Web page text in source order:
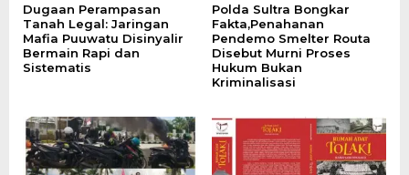
Dugaan Perampasan
Tanah Legal: Jaringan
Mafia Puuwatu Disinyalir
Bermain Rapi dan
Sistematis
Polda Sultra Bongkar
Fakta,Penahanan
Pendemo Smelter Routa
Disebut Murni Proses
Hukum Bukan
Kriminalisasi